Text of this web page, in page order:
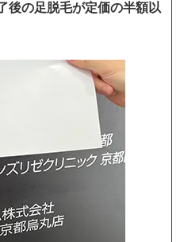
後の足脱毛が定価の半額以